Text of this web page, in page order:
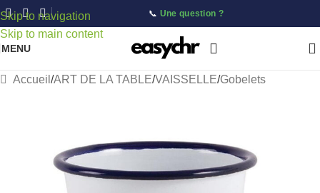
Skip to navigation
Skip to main content
📞 Une question ?
MENU
Accueil /ART DE LA TABLE/VAISSELLE/Gobelets